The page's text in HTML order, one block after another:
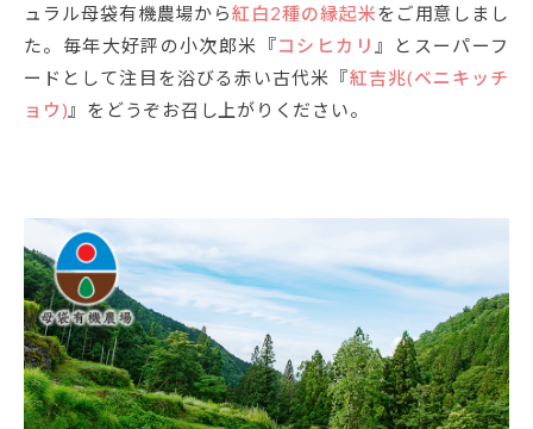
ュラル母袋有機農場から紅白2種の縁起米をご用意しまし
た。毎年大好評の小次郎米『コシヒカリ 』とスーパーフ
ードとして注目を浴びる赤い古代米『紅吉兆(ベニキッチ
ョウ) 』をどうぞお召し上がりください。